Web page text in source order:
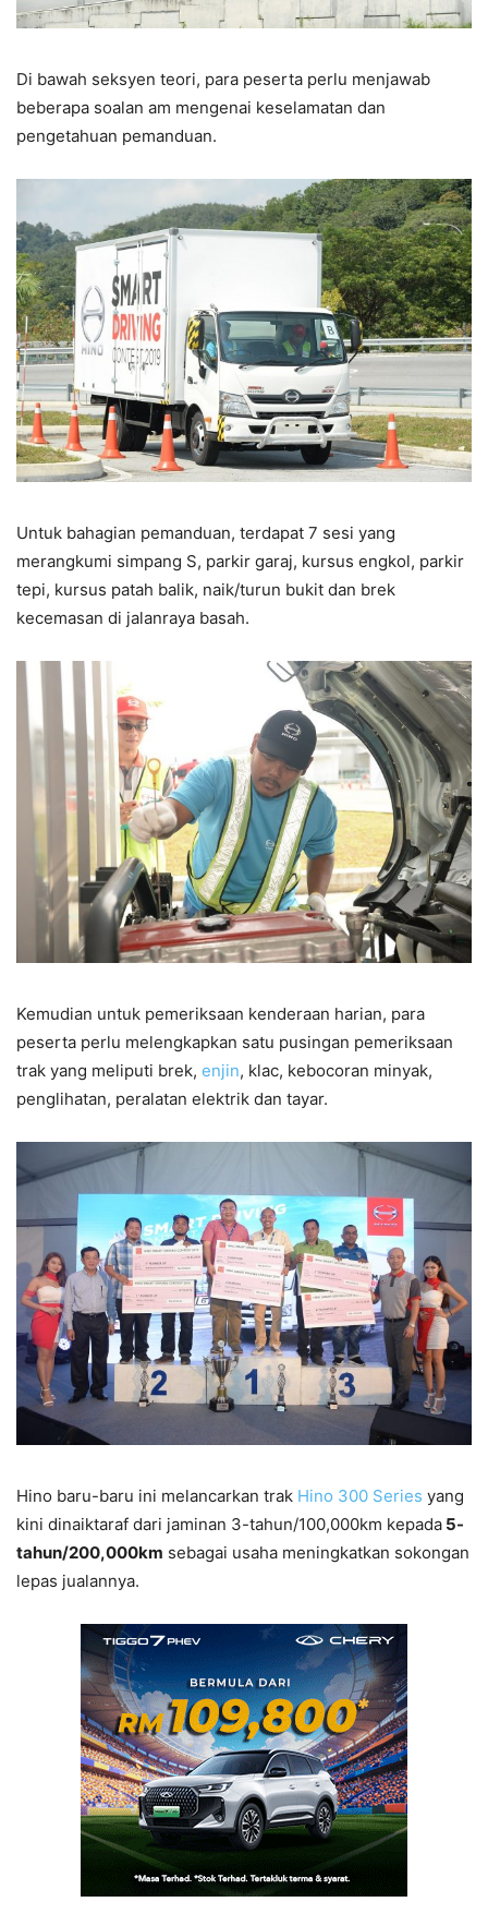
Di bawah seksyen teori, para peserta perlu menjawab
beberapa soalan am mengenai keselamatan dan
pengetahuan pemanduan.
Untuk bahagian pemanduan, terdapat 7 sesi yang
merangkumi simpang S, parkir garaj, kursus engkol, parkir
tepi, kursus patah balik, naik/turun bukit dan brek
kecemasan di jalanraya basah.
Kemudian untuk pemeriksaan kenderaan harian, para
peserta perlu melengkapkan satu pusingan pemeriksaan
trak yang meliputi brek, enjin, klac, kebocoran minyak,
penglihatan, peralatan elektrik dan tayar.
Hino baru-baru ini melancarkan trak Hino 300 Series yang
kini dinaiktaraf dari jaminan 3-tahun/100,000km kepada 5-
tahun/200,000km sebagai usaha meningkatkan sokongan
lepas jualannya.